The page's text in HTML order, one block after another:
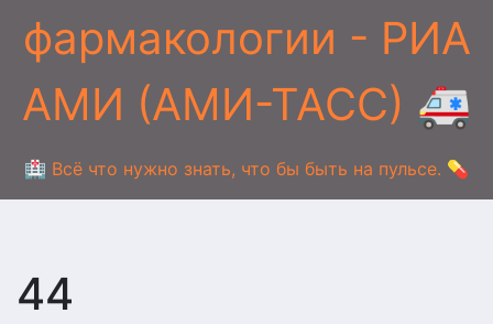
фармакологии - РИА
АМИ (АМИ-ТАСС) 🚑
🏥 Всё что нужно знать, что бы быть на пульсе. 💊
44